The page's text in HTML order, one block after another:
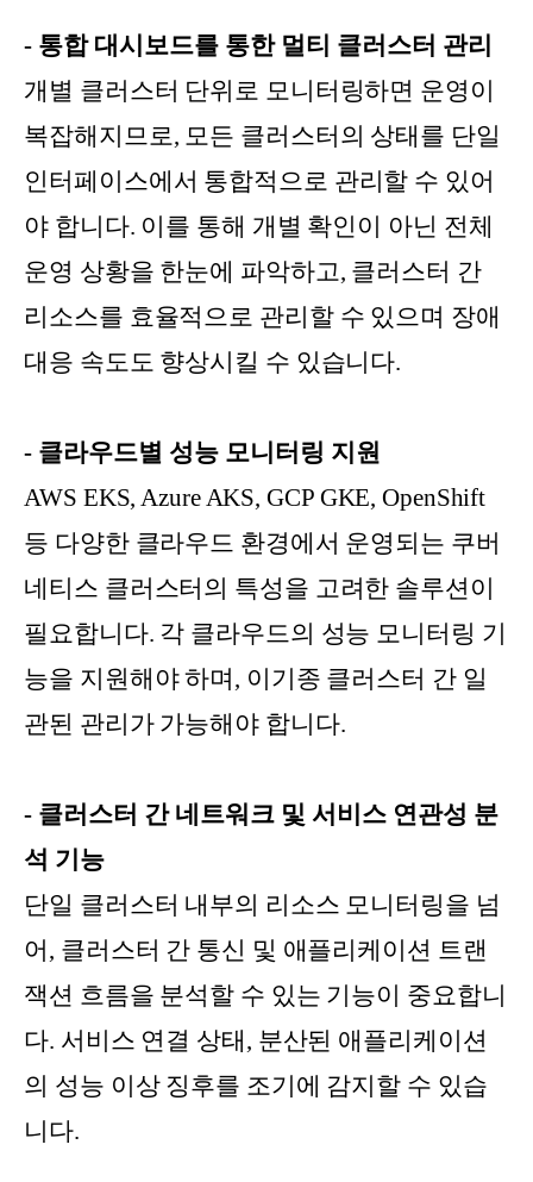
- 통합 대시보드를 통한 멀티 클러스터 관리
개별 클러스터 단위로 모니터링하면 운영이
복잡해지므로, 모든 클러스터의 상태를 단일
인터페이스에서 통합적으로 관리할 수 있어
야 합니다. 이를 통해 개별 확인이 아닌 전체
운영 상황을 한눈에 파악하고, 클러스터 간
리소스를 효율적으로 관리할 수 있으며 장애
대응 속도도 향상시킬 수 있습니다.
- 클라우드별 성능 모니터링 지원
AWS EKS, Azure AKS, GCP GKE, OpenShift
등 다양한 클라우드 환경에서 운영되는 쿠버
네티스 클러스터의 특성을 고려한 솔루션이
필요합니다. 각 클라우드의 성능 모니터링 기
능을 지원해야 하며, 이기종 클러스터 간 일
관된 관리가 가능해야 합니다.
- 클러스터 간 네트워크 및 서비스 연관성 분
석 기능
단일 클러스터 내부의 리소스 모니터링을 넘
어, 클러스터 간 통신 및 애플리케이션 트랜
잭션 흐름을 분석할 수 있는 기능이 중요합니
다. 서비스 연결 상태, 분산된 애플리케이션
의 성능 이상 징후를 조기에 감지할 수 있습
니다.